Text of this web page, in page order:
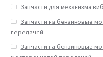
Запчасти для механизма
Запчасти на бензиновые
передачей
Запчасти на бензиновые